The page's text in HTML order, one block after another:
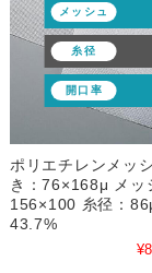
メッシュ
糸径
開口率
ポリエチレンメッ
き：76×168μ メッ
156×100 糸径：
43.7%